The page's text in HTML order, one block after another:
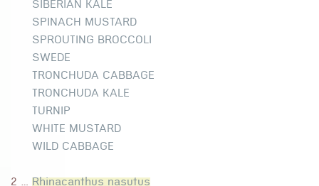
SIBERIAN KALE
SPINACH MUSTARD
SPROUTING BROCCOLI
SWEDE
TRONCHUDA CABBAGE
TRONCHUDA KALE
TURNIP
WHITE MUSTARD
WILD CABBAGE
2 ... Rhinacanthus nasutus